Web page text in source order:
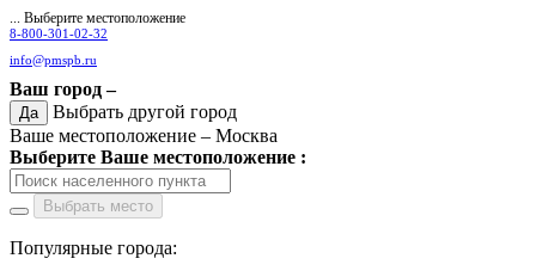
... Выберите местоположение
8-800-301-02-32
info@pmspb.ru
Ваш город –
Да
Выбрать другой город
Ваше местоположение – Москва
Выберите Ваше местоположение :
Выбрать место
Популярные города: